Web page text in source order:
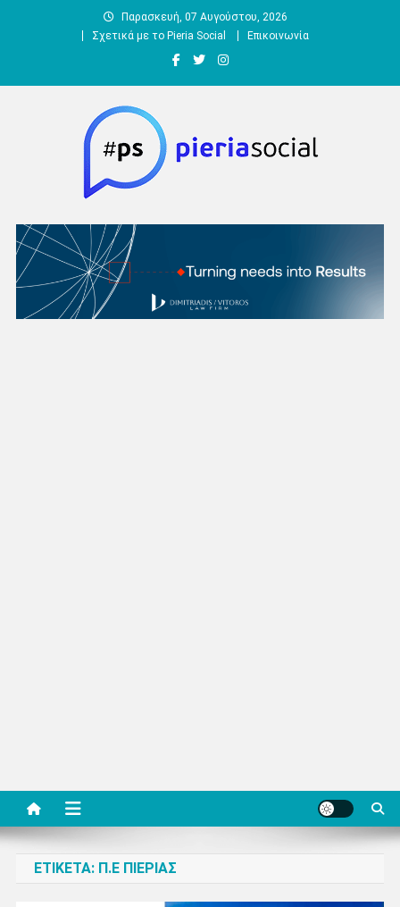
Παρασκευή, 07 Αυγούστου, 2026
Σχετικά με το Pieria Social
Επικοινωνία
Pieria Social
ΕΤΙΚΈΤΑ: Π.Ε ΠΙΕΡΊΑΣ